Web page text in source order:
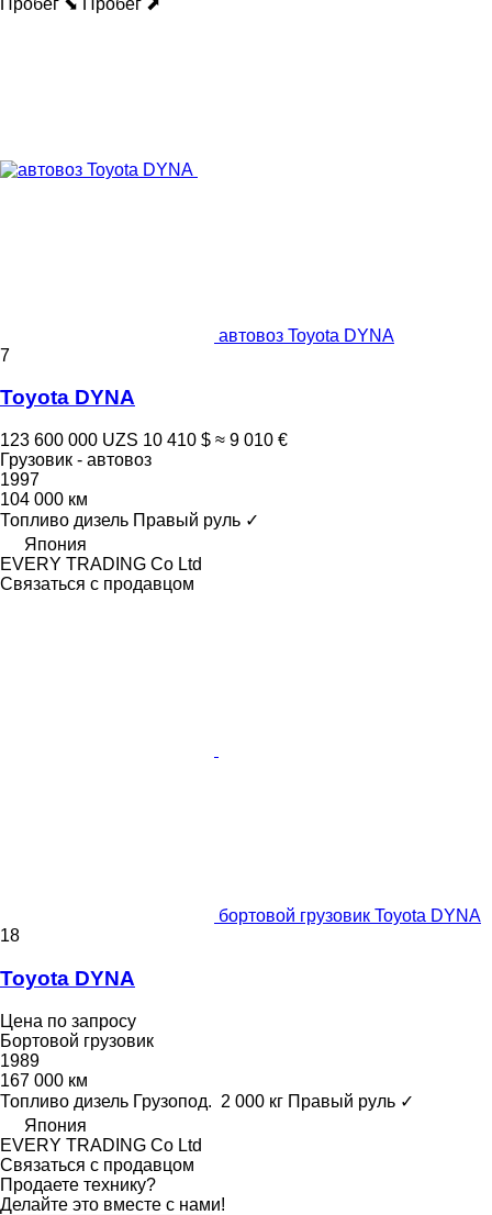
автовоз Toyota DYNA
7
Toyota DYNA
123 600 000 UZS 10 410 $ ≈ 9 010 €
Грузовик - автовоз
1997
104 000 км
Топливо дизель Правый руль ✓
Япония
EVERY TRADING Co Ltd
Связаться с продавцом
бортовой грузовик Toyota DYNA
18
Toyota DYNA
Цена по запросу
Бортовой грузовик
1989
167 000 км
Топливо дизель Грузопод. 2 000 кг Правый руль ✓
Япония
EVERY TRADING Co Ltd
Связаться с продавцом
Продаете технику?
Делайте это вместе с нами!